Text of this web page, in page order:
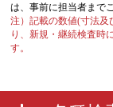
は、事前に担当者まで
注）記載の数値(寸法及
り、新規・継続検査時
す。